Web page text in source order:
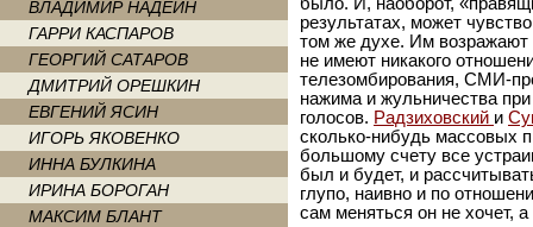
ВЛАДИМИР НАДЕИН
ГАРРИ КАСПАРОВ
ГЕОРГИЙ САТАРОВ
ДМИТРИЙ ОРЕШКИН
ЕВГЕНИЙ ЯСИН
ИГОРЬ ЯКОВЕНКО
ИННА БУЛКИНА
ИРИНА БОРОГАН
МАКСИМ БЛАНТ
результатах, может
том же духе. Им
не имеют никакого
телезомбирования, СМИ-
нажима и жульничества
голосов. Радзиховский и
сколько-нибудь массовых
большому счету все
был и будет, и
глупо, наивно и по
сам меняться он не хочет,